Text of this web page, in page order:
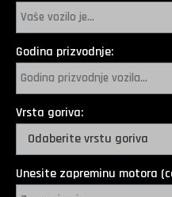
Godina prizvodnje:
Vrsta goriva:
Unesite zapreminu motora